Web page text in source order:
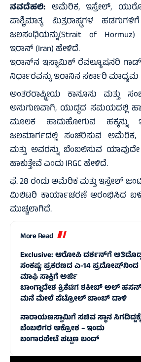
ನವದೆಹಲಿ: ಅಮೆರಿಕ, ಇಸ್ರೇಲ್,
ಪಾಶ್ಚಿಮಾತ್ಯ ಮಿತ್ರರಾಷ್ಟ್ರಗಳ
ಜಲಸಂಧಿಯನ್ನು(Strait of
ಇರಾನ್‌ (Iran) ಹೇಳಿದೆ.
ಇರಾನ್‌ನ ಇಸ್ಲಾಮಿಕ್ ರೆವಲ್ಯೂಷನರಿ
ನಿರ್ಧಾರವನ್ನು ಇರಾನಿನ ಸರ್ಕಾರಿ
ಅಂತರರಾಷ್ಟ್ರೀಯ ಕಾನೂನು ಮತ್ತು
ಅನುಗುಣವಾಗಿ, ಯುದ್ಧದ ಸಮಯದಲ್ಲಿ
ಮೂಲಕ ಹಾದುಹೋಗುವ ಹಕ್ಕನ್ನು
ಜಲಮಾರ್ಗದಲ್ಲಿ ಸಂಚರಿಸುವ
ಮತ್ತು ಅವರನ್ನು ಬೆಂಬಲಿಸುವ
ಹಾಕುತ್ತೇವೆ ಎಂದು IRGC ಹೇಳಿದೆ.
ಫೆ. 28 ರಂದು ಅಮೆರಿಕ ಮತ್ತು ಇಸ್ರೇಲ್
ಮಿಲಿಟರಿ ಕಾರ್ಯಾಚರಣೆ ಆರಂಭಿಸಿದ
ಮುಚ್ಚಲಾಗಿದೆ.
More Read
Exclusive: ಆರೋಪಿ ದರ್ಶನ್‌ಗೆ
ಸಂಕಷ್ಟ; ಪ್ರಕರಣದ ಎ-14 ಪ್ರದೋಷ್‌ನಿಂದ
ಮಾಫಿ ಸಾಕ್ಷಿಗೆ ಅರ್ಜಿ
ಬಾಂಗ್ಲಾದೇಶ ಕ್ರಿಕೆಟಿಗ ಶಕೀಬ್‌ ಅಲ್‌
ಮನೆ ಮೇಲೆ ಪೆಟ್ರೋಲ್‌ ಬಾಂಬ್‌ ದಾಳಿ
ನಾರಾಯಣಸ್ವಾಮಿಗೆ ಸಚಿವ ಸ್ಥಾನ ಸಿಗದಿದ್ದಕ್ಕೆ
ಬೆಂಬಲಿಗರ ಆಕ್ರೋಶ – ಇಂದು
ಬಂಗಾರಪೇಟೆ ಪಟ್ಟಣ ಬಂದ್‌